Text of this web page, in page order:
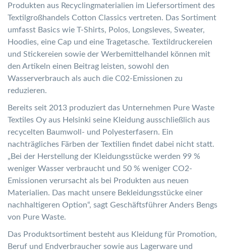
Produkten aus Recyclingmaterialien im Liefersortiment des
Textilgroßhandels Cotton Classics vertreten. Das Sortiment
umfasst Basics wie T-Shirts, Polos, Longsleves, Sweater,
Hoodies, eine Cap und eine Tragetasche. Textildruckereien
und Stickereien sowie der Werbemittelhandel können mit
den Artikeln einen Beitrag leisten, sowohl den
Wasserverbrauch als auch die C02-Emissionen zu
reduzieren.
Bereits seit 2013 produziert das Unternehmen Pure Waste
Textiles Oy aus Helsinki seine Kleidung ausschließlich aus
recycelten Baumwoll- und Polyesterfasern. Ein
nachträgliches Färben der Textilien findet dabei nicht statt.
„Bei der Herstellung der Kleidungsstücke werden 99 %
weniger Wasser verbraucht und 50 % weniger CO2-
Emissionen verursacht als bei Produkten aus neuen
Materialien. Das macht unsere Bekleidungsstücke einer
nachhaltigeren Option“, sagt Geschäftsführer Anders Bengs
von Pure Waste.
Das Produktsortiment besteht aus Kleidung für Promotion,
Beruf und Endverbraucher sowie aus Lagerware und